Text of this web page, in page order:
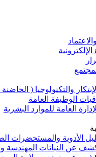
والتكنولوجيا ( الحاضنة
الوظيفة العامة
العامة للموارد البشرية
الأدوية والمستحضرات
عن النباتات المهندسة